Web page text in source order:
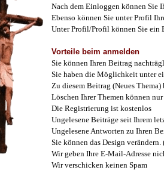
Nach dem Einloggen können Sie
Ebenso können Sie unter Profil
Unter Profil/Profil können Sie ein
Vorteile beim anmelden
Sie können Ihren Beitrag
Sie haben die Möglichkeit unter
Zu diesem Beitrag (Neues
Löschen Ihrer Themen können
Die Registrierung ist kostenlos
Ungelesene Beiträge seit Ihrem
Ungelesene Antworten zu Ihren
Sie können das Design verändern.
Wir geben Ihre E-Mail-Adresse
Wir verschicken keinen Spam